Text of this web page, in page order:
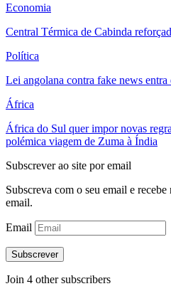
Economia
Central Térmica de Cabinda
Política
Lei angolana contra fake news
África
África do Sul quer impor novas
polémica viagem de Zuma à Índia
Subscrever ao site por email
Subscreva com o seu email e
email.
Email
Subscrever
Join 4 other subscribers